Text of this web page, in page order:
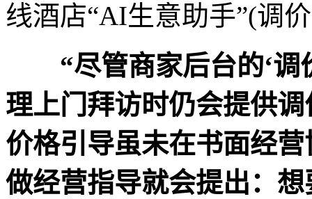
线酒店“AI生意助手”(调
“尽管商家后台的‘
理上门拜访时仍会提供
价格引导虽未在书面经
做经营指导就会提出：